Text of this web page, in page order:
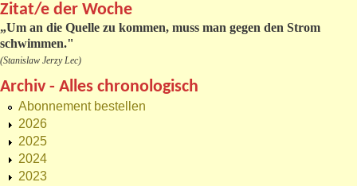
Zitat/e der Woche
„Um an die Quelle zu kommen, muss man gegen den Strom
schwimmen."
(Stanislaw Jerzy Lec)
Archiv - Alles chronologisch
Abonnement bestellen
2026
2025
2024
2023